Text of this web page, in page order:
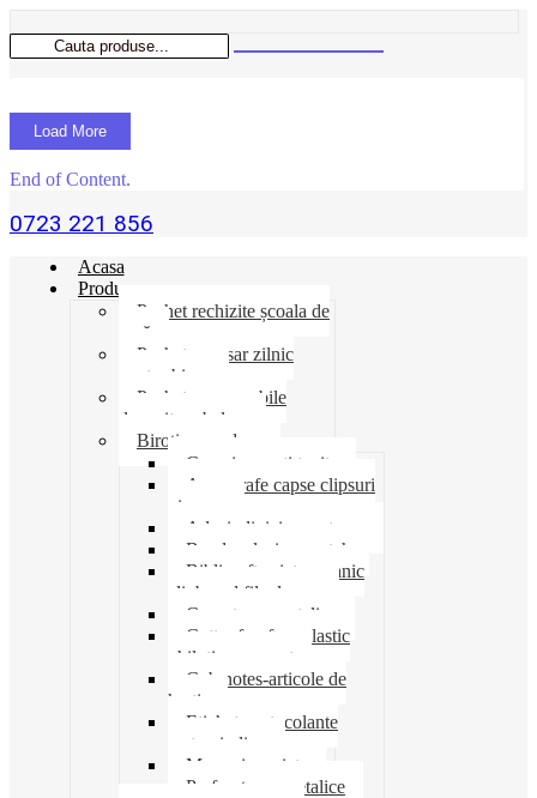
Load More
End of Content.
0723 221 856
Acasa
Produse
Pachet rechizite școala de
vară
Pachet necesar zilnic
pentru birou
Pachet consumabile
depozit-ambalare
Birotica-produse
Cosuri suporti tavite
Ace agrafe capse clipsuri
pioneze
Adeziv lipici corectoare
Banda adeziva-scotch
Biblioraft caiet mecanic
clipboard file dosare
Capsatoare metalice
Cutter foarfeca elastic
ghilotina magnet
Cub notes-articole de
hartie
Etichete autocolante
carton indigo
Mape si serviete
Perforatoare metalice